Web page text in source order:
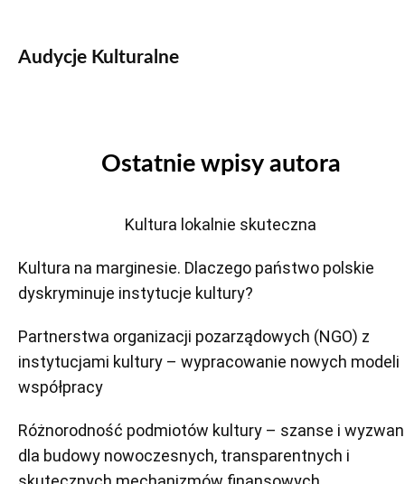
Audycje Kulturalne
Ostatnie wpisy autora
Kultura lokalnie skuteczna
Kultura na marginesie. Dlaczego państwo polskie
dyskryminuje instytucje kultury?
Partnerstwa organizacji pozarządowych (NGO) z
instytucjami kultury – wypracowanie nowych modeli
współpracy
Różnorodność podmiotów kultury – szanse i
dla budowy nowoczesnych, transparentnych i